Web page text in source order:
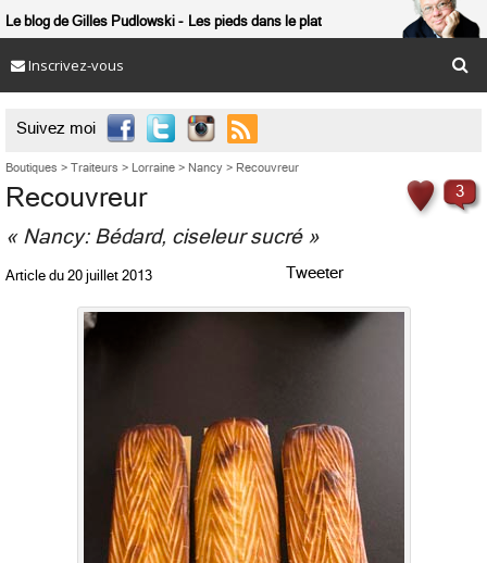
Le blog de Gilles Pudlowski Les pieds dans le plat
Inscrivez-vous
Suivez moi 
Boutiques > Traiteurs > Lorraine > Nancy > Recouvreur
3
Recouvreur
« Nancy: Bédard, ciseleur sucré »
Article du 20 juillet 2013 Tweeter